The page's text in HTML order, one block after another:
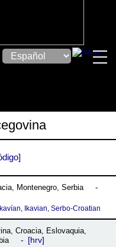
, Montenegro, Serbia
Ikavian, Serbo-Croatian
, Croacia, Eslovaquia,
hrv